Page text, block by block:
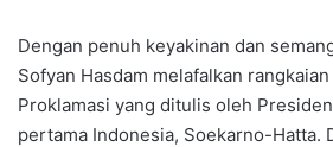
Dengan penuh keyakinan dan
Sofyan Hasdam melafalkan
Proklamasi yang ditulis oleh
pertama Indonesia, Soekarno-Hatta.